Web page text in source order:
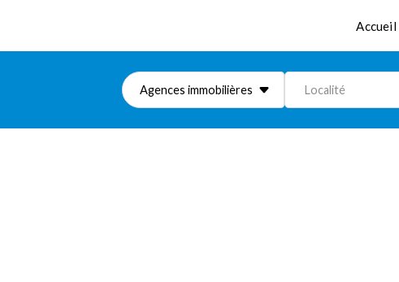
Accueil
Agences immobilières Localité